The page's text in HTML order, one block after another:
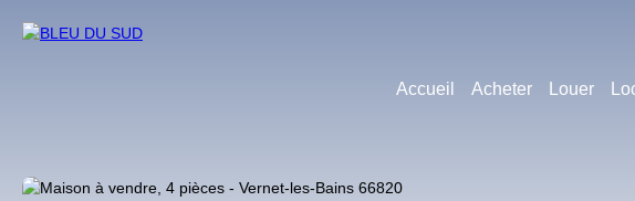
Accueil Acheter Louer